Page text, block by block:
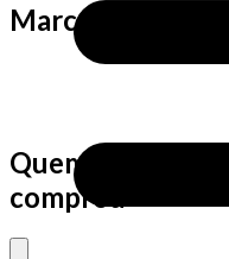
Marca
Quem viu este
comprou